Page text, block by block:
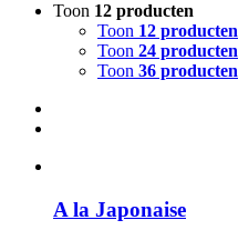
Toon 12 producten
Toon 12 producten
Toon 24 producten
Toon 36 producten
A la Japonaise